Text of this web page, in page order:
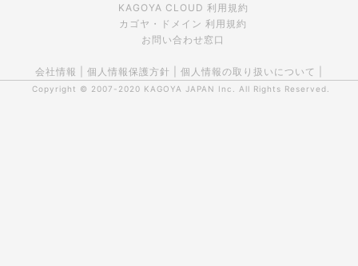
KAGOYA CLOUD 利用規約
カゴヤ・ドメイン 利用規約
お問い合わせ窓口
会社情報 個人情報保護方針 個人情報の取り扱いについて
Copyright © 2007-2020 KAGOYA JAPAN Inc. All Rights Reserved.